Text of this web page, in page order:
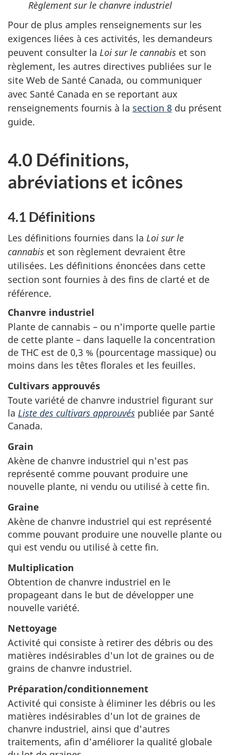
Règlement sur le chanvre industriel
Pour de plus amples renseignements sur les
exigences liées à ces activités, les demandeurs
peuvent consulter la Loi sur le cannabis et son
règlement, les autres directives publiées sur le
site Web de Santé Canada, ou communiquer
avec Santé Canada en se reportant aux
renseignements fournis à la section 8 du présent
guide.
4.0 Définitions,
abréviations et icônes
4.1 Définitions
Les définitions fournies dans la Loi sur le
cannabis et son règlement devraient être
utilisées. Les définitions énoncées dans cette
section sont fournies à des fins de clarté et de
référence.
Chanvre industriel
Plante de cannabis – ou n'importe quelle partie
de cette plante – dans laquelle la concentration
de THC est de 0,3 % (pourcentage massique) ou
moins dans les têtes florales et les feuilles.
Cultivars approuvés
Toute variété de chanvre industriel figurant sur
la Liste des cultivars approuvés publiée par Santé
Canada.
Grain
Akène de chanvre industriel qui n'est pas
représenté comme pouvant produire une
nouvelle plante, ni vendu ou utilisé à cette fin.
Graine
Akène de chanvre industriel qui est représenté
comme pouvant produire une nouvelle plante ou
qui est vendu ou utilisé à cette fin.
Multiplication
Obtention de chanvre industriel en le
propageant dans le but de développer une
nouvelle variété.
Nettoyage
Activité qui consiste à retirer des débris ou des
matières indésirables d'un lot de graines ou de
grains de chanvre industriel.
Préparation/conditionnement
Activité qui consiste à éliminer les débris ou les
matières indésirables d'un lot de graines de
chanvre industriel, ainsi que d'autres
traitements, afin d'améliorer la qualité globale